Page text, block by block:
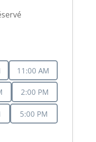
11:00 AM
2:00 PM
5:00 PM